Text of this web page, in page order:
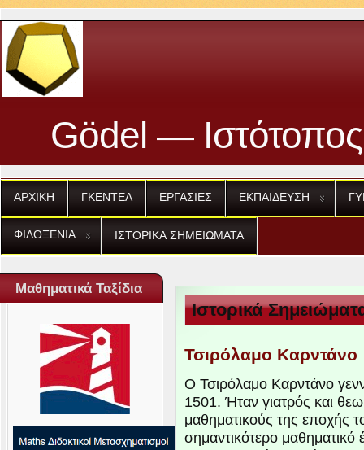
Gödel —
ΑΡΧΙΚΗ ΓΚΕΝΤΕΛ ΕΡΓΑΣΙΕΣ ΕΚΠΑΙΔΕΥΣΗ
ΦΙΛΟΞΕΝΙΑ ΙΣΤΟΡΙΚΑ ΣΗΜΕΙΩΜΑΤΑ
Μαθηματικά Ταξίδια
Ιστορικά
Τσιρόλαμο Καρντάνο
Ο Τσιρόλαμο Καρντάνο
1501. Ήταν γιατρός και
μαθηματικούς της εποχής
σημαντικότερο